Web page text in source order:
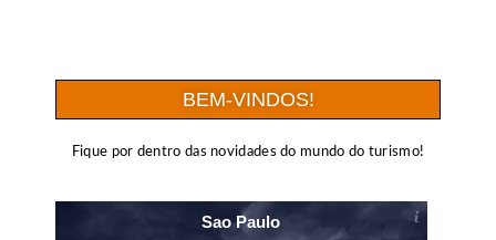
BEM-VINDOS!
Fique por dentro das novidades do mundo do turismo!
Sao Paulo